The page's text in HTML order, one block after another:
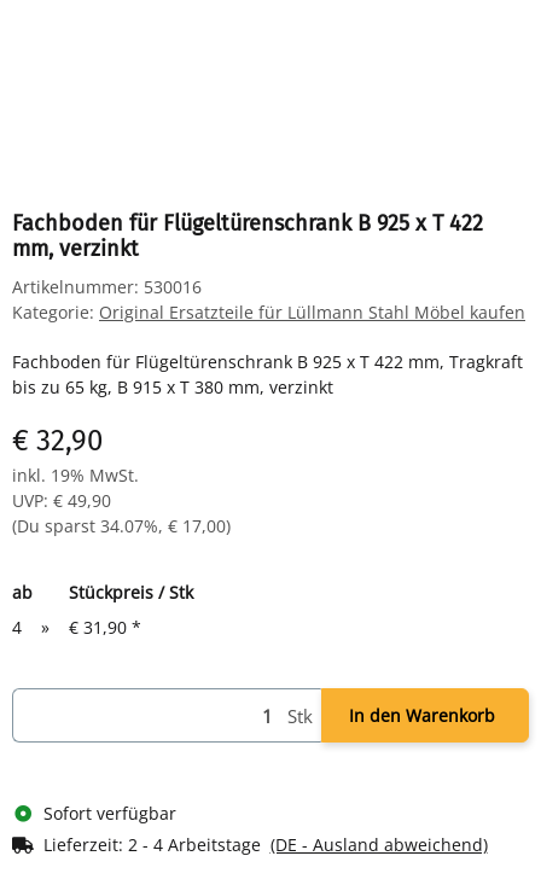
Fachboden für Flügeltürenschrank B 925 x T 422
mm, verzinkt
Artikelnummer: 530016
Kategorie: Original Ersatzteile für Lüllmann Stahl Möbel kaufen
Fachboden für Flügeltürenschrank B 925 x T 422 mm, Tragkraft
bis zu 65 kg, B 915 x T 380 mm, verzinkt
€ 32,90
inkl. 19% MwSt.
UVP: € 49,90
(Du sparst 34.07%, € 17,00)
ab
Stückpreis / Stk
4
» € 31,90 *
Stk In den Warenkorb
Sofort verfügbar
Lieferzeit: 2 - 4 Arbeitstage (DE - Ausland abweichend)